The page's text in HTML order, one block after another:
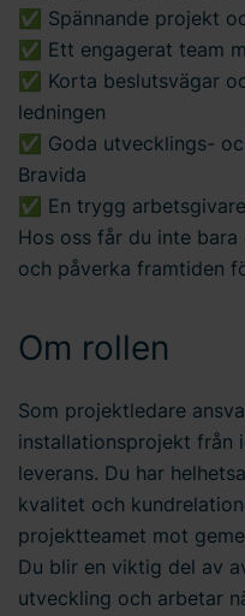
✅ Spännande projekt
✅ Ett engagerat team
✅ Korta beslutsvägar
ledningen
✅ Goda utvecklings-
Bravida
✅ En trygg
Hos oss får du inte
och påverka framtiden
Om rollen
Som projektledare
installationsprojekt från
leverans. Du har
kvalitet och
projektteamet mot
Du blir en viktig del av
utveckling och arbetar